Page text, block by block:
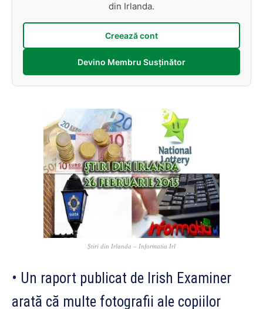
din Irlanda.
Creează cont
Devino Membru Susținător
Știri din Irlanda – Informatia Irl
• Un raport publicat de Irish Examiner
arată că multe fotografii ale copiilor